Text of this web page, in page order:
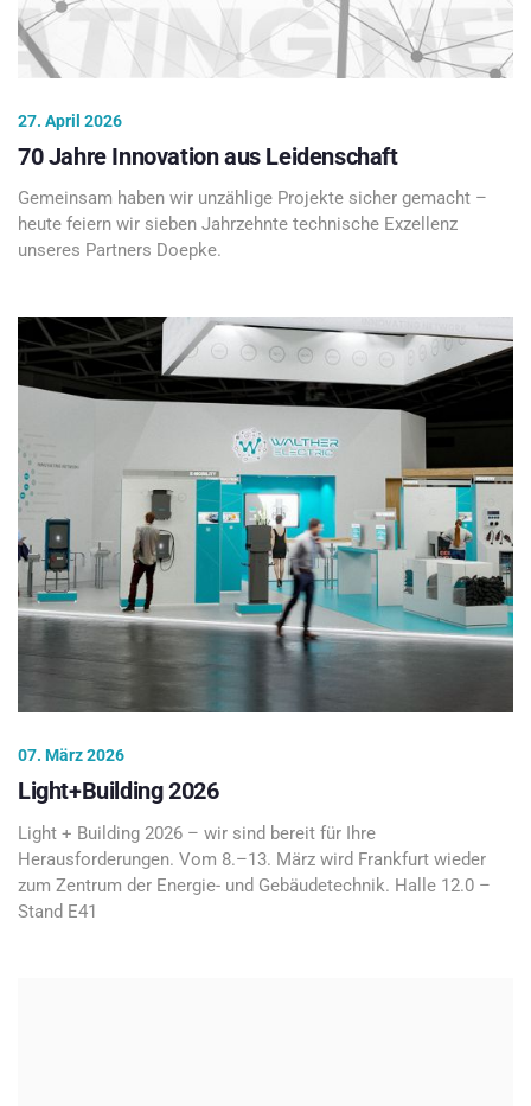
27. April 2026
70 Jahre Innovation aus Leidenschaft
Gemeinsam haben wir unzählige Projekte sicher gemacht –
heute feiern wir sieben Jahrzehnte technische Exzellenz
unseres Partners Doepke.
07. März 2026
Light+Building 2026
Light + Building 2026 – wir sind bereit für Ihre
Herausforderungen. Vom 8.–13. März wird Frankfurt wieder
zum Zentrum der Energie- und Gebäudetechnik. Halle 12.0 –
Stand E41